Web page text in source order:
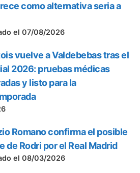
como alternativa seria a
el 07/08/2026
vuelve a Valdebebas tras el
2026: pruebas médicas
y listo para la
Romano confirma el posible
de Rodri por el Real Madrid
el 08/03/2026